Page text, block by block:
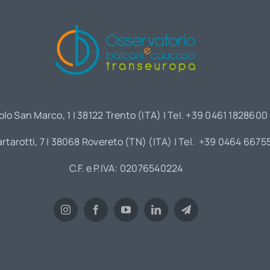
San Marco, 1 | 38122 Trento (ITA) | Tel. +39 0461 1828600
7 | 38068 Rovereto (TN) (ITA) | Tel. +39 0464
C.F. e P.IVA: 02076540224